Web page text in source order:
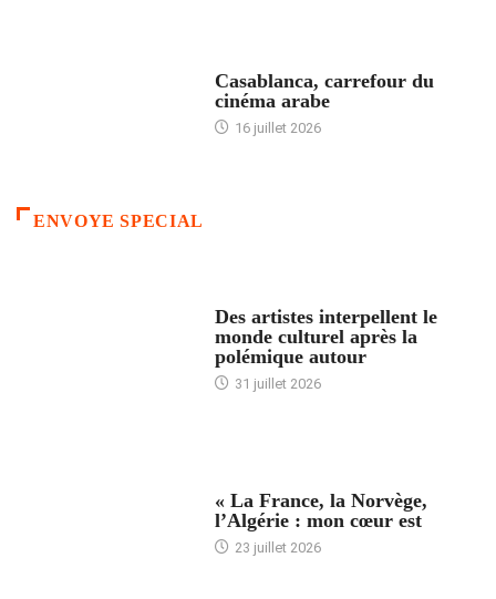
Casablanca, carrefour du
cinéma arabe
16 juillet 2026
ENVOYE SPECIAL
Des artistes interpellent le
monde culturel après la
polémique autour
31 juillet 2026
« La France, la Norvège,
l’Algérie : mon cœur est
23 juillet 2026